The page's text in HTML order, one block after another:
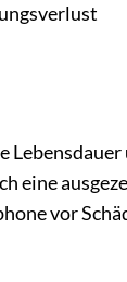
Lebensdauer
eine
vor